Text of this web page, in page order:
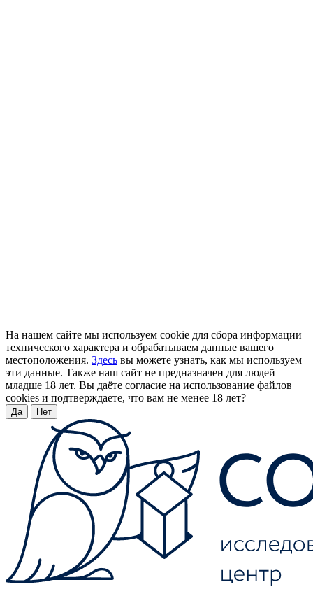
На нашем сайте мы используем cookie для сбора информации
технического характера и обрабатываем данные вашего
местоположения. Здесь вы можете узнать, как мы используем
эти данные. Также наш сайт не предназначен для людей
младше 18 лет. Вы даёте согласие на использование файлов
cookies и подтверждаете, что вам не менее 18 лет?
Да Нет